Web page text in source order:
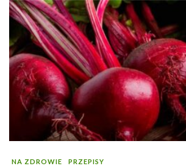
NA ZDROWIE PRZEPISY